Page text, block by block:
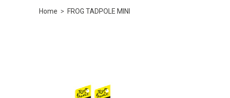
Home > FROG TADPOLE MINI